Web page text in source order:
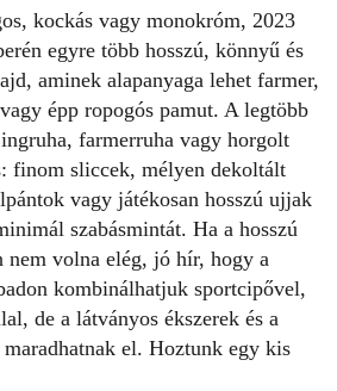
kockás vagy monokróm, 2023
egyre több hosszú, könnyű és
aminek alapanyaga lehet farmer,
épp ropogós pamut. A legtöbb
ingruha, farmerruha vagy horgolt
finom sliccek, mélyen dekoltált
vagy játékosan hosszú ujjak
szabásmintát. Ha a hosszú
nem volna elég, jó hír, hogy a
kombinálhatjuk sportcipővel,
de a látványos ékszerek és a
maradhatnak el. Hoztunk egy kis